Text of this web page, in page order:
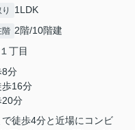
1LDK
階 2階/10階建
１丁目
8分
歩16分
20分
徒歩4分と近場にコンビ